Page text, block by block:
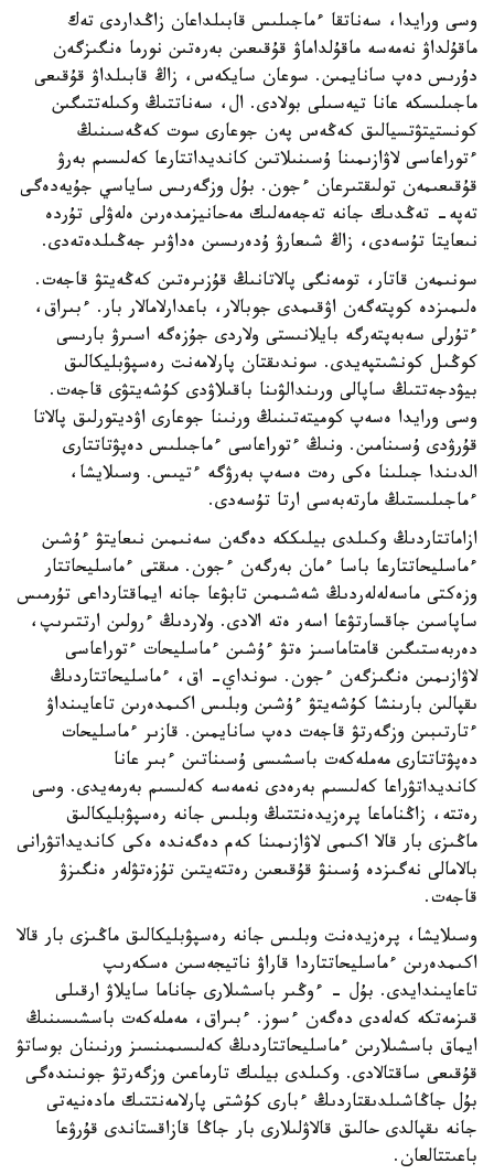
وسى ورايدا، سەناتقا ءماجىلىس قابىلداعان زاڭداردى تەك
ماقۇلداۋ نەمەسە ماقۇلداماۋ قۇقىعىن بەرەتىن نورما ەنگىزگەن
دۇرىس دەپ سانايمىن. سوعان سايكەس، زاڭ قابىلداۋ قۇقىعى
ماجىلىسكە عانا تيەسىلى بولادى. ال، سەناتتىڭ وكىلەتتىگىن
كونستيتۋتسيالىق كەڭەس پەن جوعارى سوت كەڭەسىنىڭ
ءتوراعاسى لاۋازىمىنا ۇسىنىلاتىن كانديداتتارعا كەلىسىم بەرۋ
قۇقىعىمەن تولىقتىرعان ءجون. بۇل وزگەرىس ساياسي جۇيەدەگى
تەپە- تەڭدىك جانە تەجەمەلىك مەحانيزمدەرىن ەلەۋلى تۇردە
نىعايتا تۇسەدى، زاڭ شىعارۋ ۇدەرىسىن ەداۋىر جەڭىلدەتەدى.
سونىمەن قاتار، تومەنگى پالاتانىڭ قۇزىرەتىن كەڭەيتۋ قاجەت.
ەلىمىزدە كوپتەگەن اۋقىمدى جوبالار، باعدارلامالار بار. ءبىراق،
ءتۇرلى سەبەپتەرگە بايلانىستى ولاردى جۇزەگە اسىرۋ بارىسى
كوڭىل كونشىتپەيدى. سوندىقتان پارلامەنت رەسپۋبليكالىق
بيۋدجەتتىڭ ساپالى ورىندالۋىنا باقىلاۋدى كۇشەيتۋى قاجەت.
وسى ورايدا ەسەپ كوميتەتىنىڭ ورنىنا جوعارى اۋديتورلىق پالاتا
قۇرۋدى ۇسىنامىن. ونىڭ ءتوراعاسى ءماجىلىس دەپۋتاتتارى
الدىندا جىلىنا ەكى رەت ەسەپ بەرۋگە ءتيىس. وسىلايشا،
ءماجىلىستىڭ مارتەبەسى ارتا تۇسەدى.
ازاماتتاردىڭ وكىلدى بيلىككە دەگەن سەنىمىن نىعايتۋ ءۇشىن
ءماسليحاتتارعا باسا ءمان بەرگەن ءجون. مىقتى ءماسليحاتتار
وزەكتى ماسەلەلەردىڭ شەشىمىن تابۋعا جانە ايماقتارداعى تۇرمىس
ساپاسىن جاقسارتۋعا اسەر ەتە الادى. ولاردىڭ ءرولىن ارتتىرىپ،
دەربەستىگىن قامتاماسىز ەتۋ ءۇشىن ءماسليحات ءتوراعاسى
لاۋازىمىن ەنگىزگەن ءجون. سونداي- اق، ءماسليحاتتاردىڭ
ىقپالىن بارىنشا كۇشەيتۋ ءۇشىن وبلىس اكىمدەرىن تاعايىنداۋ
ءتارتىبىن وزگەرتۋ قاجەت دەپ سانايمىن. قازىر ءماسليحات
دەپۋتاتتارى مەملەكەت باسشىسى ۇسىناتىن ءبىر عانا
كانديداتۋراعا كەلىسىم بەرەدى نەمەسە كەلىسىم بەرمەيدى. وسى
رەتتە، زاڭناماعا پرەزيدەنتتىڭ وبلىس جانە رەسپۋبليكالىق
ماڭىزى بار قالا اكىمى لاۋازىمىنا كەم دەگەندە ەكى كانديداتۋرانى
بالامالى نەگىزدە ۇسىنۋ قۇقىعىن رەتتەيتىن تۇزەتۋلەر ەنگىزۋ
قاجەت.
وسىلايشا، پرەزيدەنت وبلىس جانە رەسپۋبليكالىق ماڭىزى بار قالا
اكىمدەرىن ءماسليحاتتاردا قاراۋ ناتيجەسىن ەسكەرىپ
تاعايىندايدى. بۇل - ءوڭىر باسشىلارى جاناما سايلاۋ ارقىلى
قىزمەتكە كەلەدى دەگەن ءسوز. ءبىراق، مەملەكەت باسشىسىنىڭ
ايماق باسشىلارىن ءماسليحاتتاردىڭ كەلىسىمىنسىز ورنىنان بوساتۋ
قۇقىعى ساقتالادى. وكىلدى بيلىك تارماعىن وزگەرتۋ جونىندەگى
بۇل جاڭاشىلدىقتاردىڭ ءبارى كۇشتى پارلامەنتتىك مادەنيەتى
جانە ىقپالدى حالىق قالاۋلىلارى بار جاڭا قازاقستاندى قۇرۋعا
باعىتتالعان.